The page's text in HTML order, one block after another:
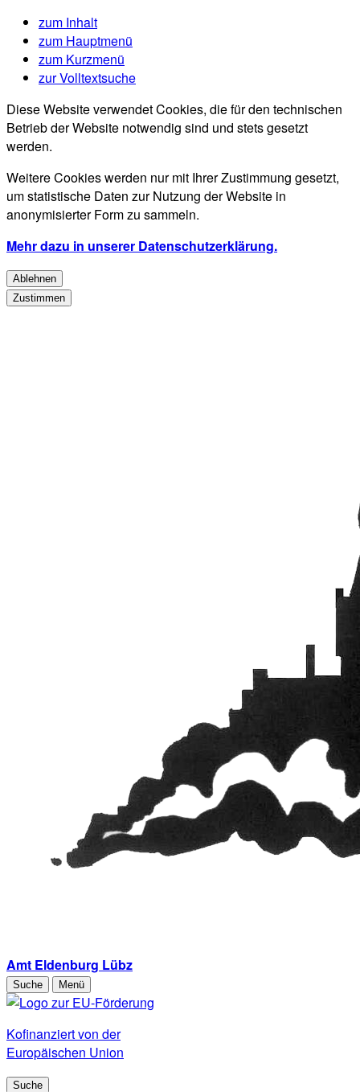
zum Inhalt
zum Hauptmenü
zum Kurzmenü
zur Volltextsuche
Diese Website verwendet Cookies, die für den technischen
Betrieb der Website notwendig sind und stets gesetzt
werden.
Weitere Cookies werden nur mit Ihrer Zustimmung gesetzt,
um statistische Daten zur Nutzung der Website in
anonymisierter Form zu sammeln.
Mehr dazu in unserer Datenschutzerklärung.
Ablehnen
Zustimmen
Amt Eldenburg Lübz
Suche Menü
Kofinanziert von der
Europäischen Union
Suche